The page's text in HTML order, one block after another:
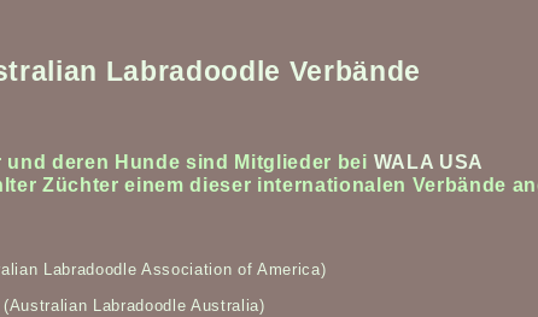
Labradoodle Verbände
deren Hunde sind Mitglieder bei WALA USA
Züchter einem dieser internationalen Verbände
Labradoodle Association of America)
(Australian Labradoodle Australia)